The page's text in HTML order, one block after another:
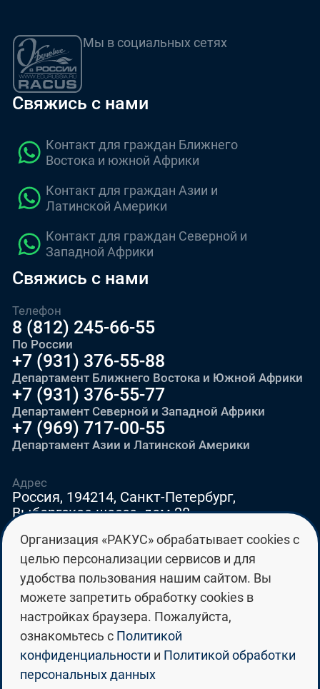
Мы в социальных сетях
Свяжись с нами
Контакт для граждан Ближнего
Востока и южной Африки
Контакт для граждан Азии и
Латинской Америки
Контакт для граждан Северной и
Западной Африки
Свяжись с нами
Телефон
8 (812) 245-66-55
По России
+7 (931) 376-55-88
Департамент Ближнего Востока и Южной Африки
+7 (931) 376-55-77
Департамент Северной и Западной Африки
+7 (969) 717-00-55
Департамент Азии и Латинской Америки
E-mail
education@edurussia.org
edurussia@racus.ru
Адрес
Россия, 194214, Санкт-Петербург,
Выборгское шоссе, дом 28
Политика конфиденциальности
Организация «РАКУС» обрабатывает cookies с
целью персонализации сервисов и для
удобства пользования нашим сайтом. Вы
можете запретить обработку cookies в
настройках браузера. Пожалуйста,
ознакомьтесь с Политикой
конфиденциальности и Политикой обработки
персональных данных